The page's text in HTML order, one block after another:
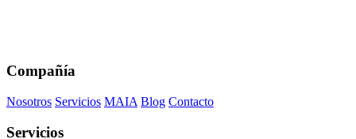
Compañía
Nosotros Servicios MAIA Blog Contacto
Servicios